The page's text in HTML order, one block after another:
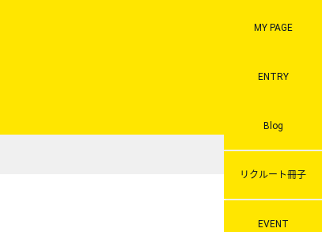
MY PAGE
ENTRY
Blog
リクルート冊子
EVENT